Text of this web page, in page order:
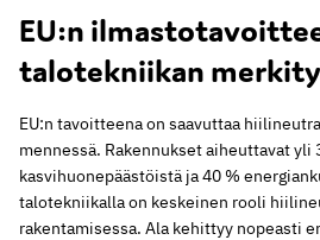
EU:n
talotekniikan
EU:n tavoitteena on saavuttaa
mennessä. Rakennukset aiheuttavat yli
kasvihuonepäästöistä ja 40 %
talotekniikalla on keskeinen rooli
rakentamisessa. Ala kehittyy nopeasti